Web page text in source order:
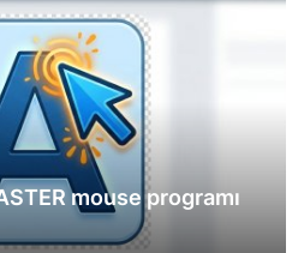
mouse programı